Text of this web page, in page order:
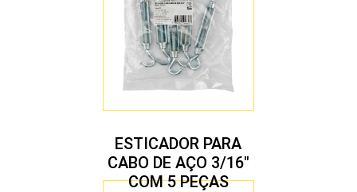
ESTICADOR PARA
CABO DE AÇO 3/16″
COM 5 PEÇAS